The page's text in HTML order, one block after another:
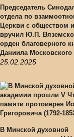
Председатель
отдела по
Церкви с обществом
вручил Ю.П.
орден благоверного
Даниила Московского
25.02.2025
В Минской духовной